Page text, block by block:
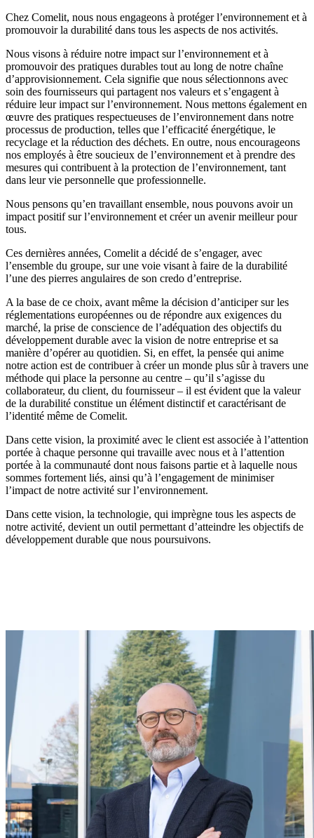
Chez Comelit, nous nous engageons à protéger l’environnement et à
promouvoir la durabilité dans tous les aspects de nos activités.
Nous visons à réduire notre impact sur l’environnement et à
promouvoir des pratiques durables tout au long de notre chaîne
d’approvisionnement. Cela signifie que nous sélectionnons avec
soin des fournisseurs qui partagent nos valeurs et s’engagent à
réduire leur impact sur l’environnement. Nous mettons également en
œuvre des pratiques respectueuses de l’environnement dans notre
processus de production, telles que l’efficacité énergétique, le
recyclage et la réduction des déchets. En outre, nous encourageons
nos employés à être soucieux de l’environnement et à prendre des
mesures qui contribuent à la protection de l’environnement, tant
dans leur vie personnelle que professionnelle.
Nous pensons qu’en travaillant ensemble, nous pouvons avoir un
impact positif sur l’environnement et créer un avenir meilleur pour
tous.
Ces dernières années, Comelit a décidé de s’engager, avec
l’ensemble du groupe, sur une voie visant à faire de la durabilité
l’une des pierres angulaires de son credo d’entreprise.
A la base de ce choix, avant même la décision d’anticiper sur les
réglementations européennes ou de répondre aux exigences du
marché, la prise de conscience de l’adéquation des objectifs du
développement durable avec la vision de notre entreprise et sa
manière d’opérer au quotidien. Si, en effet, la pensée qui anime
notre action est de contribuer à créerun monde plus sûrà travers une
méthode qui place la personne au centre – qu’il s’agisse du
collaborateur, du client, du fournisseur – il est évident que la valeur
de la durabilité constitue un élément distinctif et caractérisant de
l’identité même de Comelit.
Dans cette vision, la proximité avec le client est associée à l’attention
portée à chaque personne qui travaille avec nous et à l’attention
portée à la communauté dont nous faisons partie et à laquelle nous
sommes fortement liés, ainsi qu’à l’engagement de minimiser
l’impact de notre activité sur l’environnement.
Dans cette vision, la technologie, qui imprègne tous les aspects de
notre activité, devient un outil permettant d’atteindre les objectifs de
développement durable que nous poursuivons.